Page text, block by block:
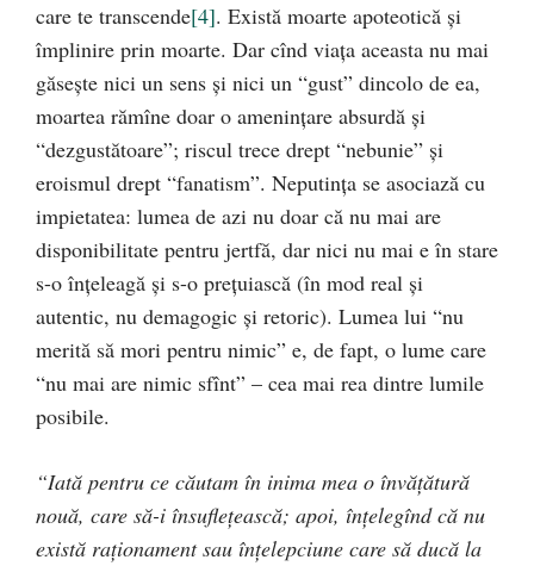
care te transcende[4]. Există moarte apoteotică şi
împlinire prin moarte. Dar cînd viaţa aceasta nu mai
găseşte nici un sens şi nici un “gust” dincolo de ea,
moartea rămîne doar o ameninţare absurdă şi
“dezgustătoare”; riscul trece drept “nebunie” şi
eroismul drept “fanatism”. Neputinţa se asociază cu
impietatea: lumea de azi nu doar că nu mai are
disponibilitate pentru jertfă, dar nici nu mai e în stare
s-o înţeleagă şi s-o preţuiască (în mod real şi
autentic, nu demagogic şi retoric). Lumea lui “nu
merită să mori pentru nimic” e, de fapt, o lume care
“nu mai are nimic sfînt” – cea mai rea dintre lumile
posibile.
“Iată pentru ce căutam în inima mea o învăţătură
nouă, care să-i însufleţească; apoi, înţelegînd că nu
există raţionament sau înţelepciune care să ducă la